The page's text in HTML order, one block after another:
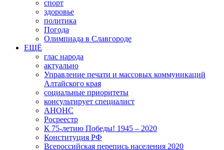
спорт
здоровье
политика
Погода
Олимпиада в Славгороде
ЕЩЁ
глас народа
актуально
Управление печати и массовых коммуникаций
Алтайского края
социальные приоритеты
консультирует специалист
АНОНС
Росреестр
К 75-летию Победы! 1945 – 2020
Конституция РФ
Всероссийская перепись населения 2020